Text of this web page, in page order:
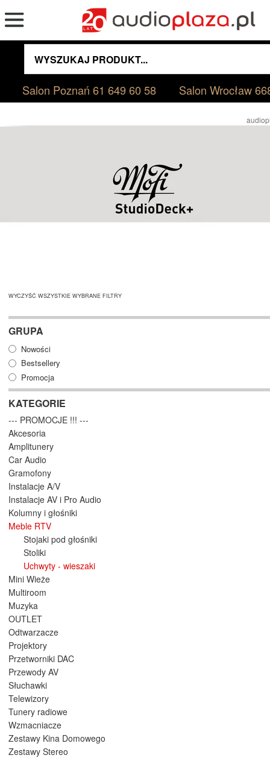
Salon Poznań61 649 60 58 Salon Wrocław
WYCZYŚĆ WSZYSTKIE WYBRANE FILTRY
GRUPA
Nowości
Bestsellery
Promocja
KATEGORIE
--- PROMOCJE !!! ---
Akcesoria
Amplitunery
Car Audio
Gramofony
Instalacje A/V
Instalacje AV i Pro Audio
Kolumny i głośniki
Meble RTV
Stojaki pod głośniki
Stoliki
Uchwyty - wieszaki
Mini Wieże
Multiroom
Muzyka
OUTLET
Odtwarzacze
Projektory
Przetworniki DAC
Przewody AV
Słuchawki
Telewizory
Tunery radiowe
Wzmacniacze
Zestawy Kina Domowego
Zestawy Stereo